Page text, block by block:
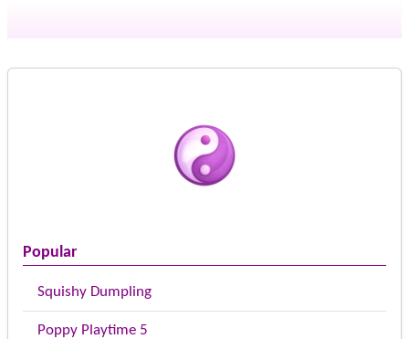
Popular
Squishy Dumpling
Poppy Playtime 5